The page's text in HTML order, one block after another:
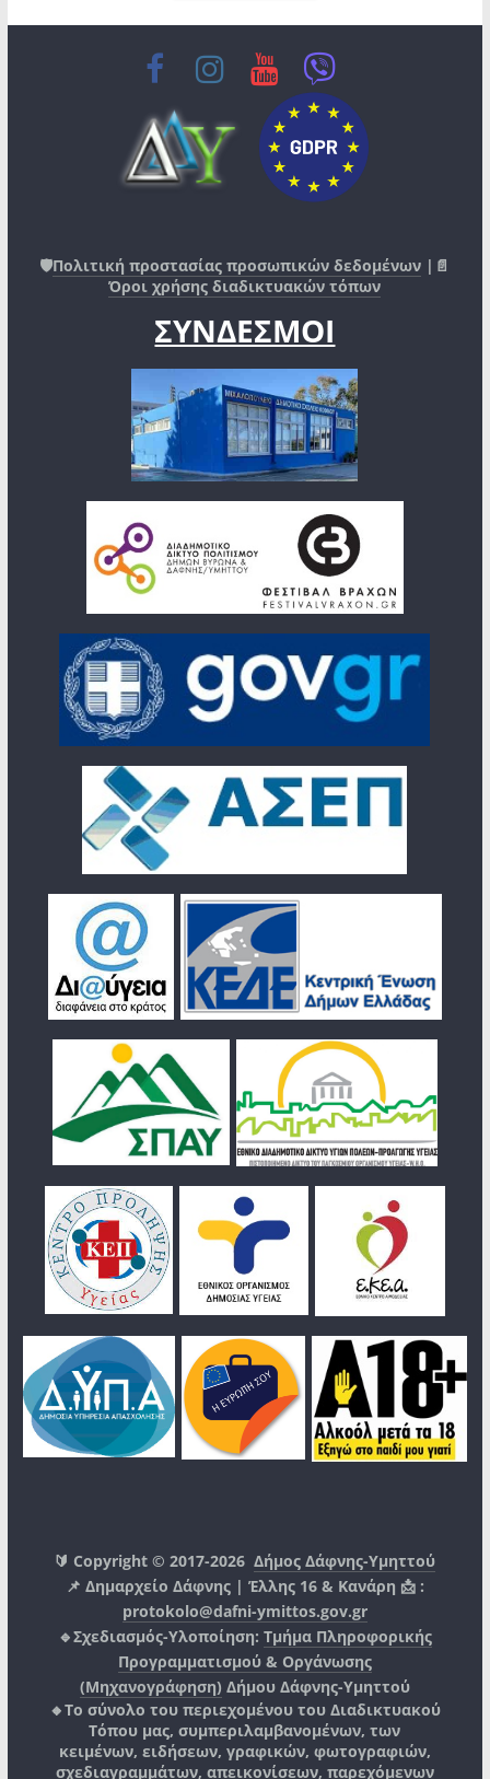
🛡️Πολιτική προστασίας προσωπικών δεδομένων |📄
Όροι χρήσης διαδικτυακών τόπων
ΣΥΝΔΕΣΜΟΙ
🔰 Copyright © 2017-2026Δήμος Δάφνης-Υμηττού
📌 Δημαρχείο Δάφνης | Έλλης 16 & Κανάρη 📩 :
protokolo@dafni-ymittos.gov.gr
🔹Σχεδιασμός-Υλοποίηση: Τμήμα Πληροφορικής
Προγραμματισμού & Οργάνωσης
(Μηχανογράφηση) Δήμου Δάφνης-Υμηττού
🔸Το σύνολο του περιεχομένου του Διαδικτυακού
Τόπου μας, συμπεριλαμβανομένων, των
κειμένων, ειδήσεων, γραφικών, φωτογραφιών,
σχεδιαγραμμάτων, απεικονίσεων, παρεχόμενων